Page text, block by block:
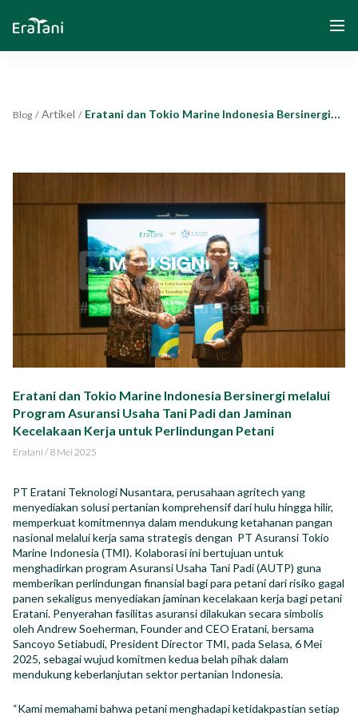
Tentang Kami
Solusi
Komunitas dan Program
Yayasan Segenggam Beras
Media
Impact Report
Karir
ID EN
Blog / Artikel / Eratani dan Tokio Marine Indonesia Bersinergi melalui Program Asuransi Usaha Tani Padi dan Jaminan Kecelakaan Kerja untuk Perlindungan Petani
Eratani dan Tokio Marine Indonesia Bersinergi melalui
Program Asuransi Usaha Tani Padi dan Jaminan
Kecelakaan Kerja untuk Perlindungan Petani
Eratani / 8 Mei 2025
PT Eratani Teknologi Nusantara, perusahaan agritech yang
menyediakan solusi pertanian komprehensif dari hulu hingga hilir,
memperkuat komitmennya dalam mendukung ketahanan pangan
nasional melalui kerja sama strategis dengan PT Asuransi Tokio
Marine Indonesia (TMI). Kolaborasi ini bertujuan untuk
menghadirkan program Asuransi Usaha Tani Padi (AUTP) guna
memberikan perlindungan finansial bagi para petani dari risiko gagal
panen sekaligus menyediakan jaminan kecelakaan kerja bagi petani
Eratani. Penyerahan fasilitas asuransi dilakukan secara simbolis
oleh Andrew Soeherman, Founder and CEO Eratani, bersama
Sancoyo Setiabudi, President Director TMI, pada Selasa, 6 Mei
2025, sebagai wujud komitmen kedua belah pihak dalam
mendukung keberlanjutan sektor pertanian Indonesia.
“Kami memahami bahwa petani menghadapi ketidakpastian setiap